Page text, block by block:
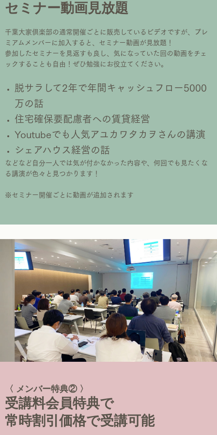
セミナー動画見放題
千葉大家倶楽部の通常開催ごとに販売しているビデオですが、プレ
ミアムメンバーに加入すると、セミナー動画が見放題！
参加したセミナーを見返すも良し、気になっていた回の動画をチェ
ックすることも自由！ぜひ勉強にお役立てください。
脱サラして2年で年間キャッシュフロー5000
万の話
住宅確保要配慮者への賃貸経営
Youtubeでも人気アユカワタカヲさんの講演
シェアハウス経営の話
などなど自分一人では気が付かなかった内容や、何回でも見たくな
る講演が色々と見つかります！
※セミナー開催ごとに動画が追加されます
〈 メンバー特典② 〉
受講料会員特典で
常時割引価格で受講可能